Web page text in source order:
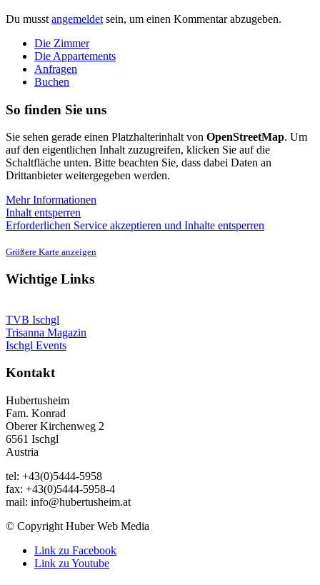
Du musst angemeldet sein, um einen Kommentar abzugeben.
Die Zimmer
Die Appartements
Anfragen
Buchen
So finden Sie uns
Sie sehen gerade einen Platzhalterinhalt von OpenStreetMap. Um
auf den eigentlichen Inhalt zuzugreifen, klicken Sie auf die
Schaltfläche unten. Bitte beachten Sie, dass dabei Daten an
Drittanbieter weitergegeben werden.
Mehr Informationen
Inhalt entsperren
Erforderlichen Service akzeptieren und Inhalte entsperren
Größere Karte anzeigen
Wichtige Links
TVB Ischgl
Trisanna Magazin
Ischgl Events
Kontakt
Hubertusheim
Fam. Konrad
Oberer Kirchenweg 2
6561 Ischgl
Austria
tel: +43(0)5444-5958
fax: +43(0)5444-5958-4
mail: info@hubertusheim.at
© Copyright Huber Web Media
Link zu Facebook
Link zu Youtube